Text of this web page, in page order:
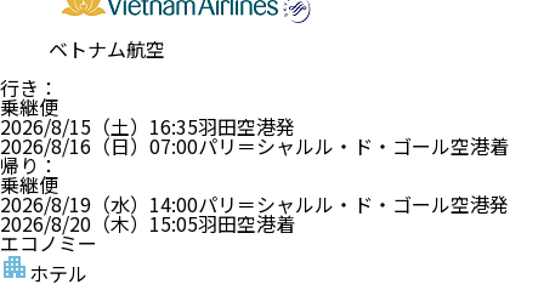
ベトナム航空
行き ：
乗継便
2026/8/15（土） 16:35羽田空港発
2026/8/16（日） 07:00パリ＝シャルル・ド・ゴール空港着
帰り ：
乗継便
2026/8/19（水） 14:00パリ＝シャルル・ド・ゴール空港発
2026/8/20（木） 15:05羽田空港着
エコノミー
ホテル